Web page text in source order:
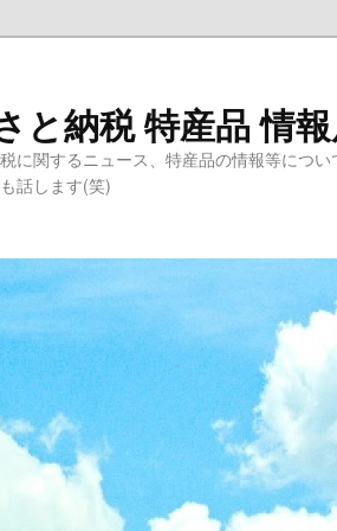
と納税 特産品 情
に関するニュース、特産品の情報等につ
話します(笑)